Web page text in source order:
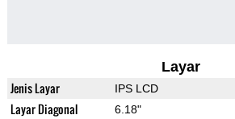
Layar
Jenis Layar IPS LCD
Layar Diagonal 6.18"